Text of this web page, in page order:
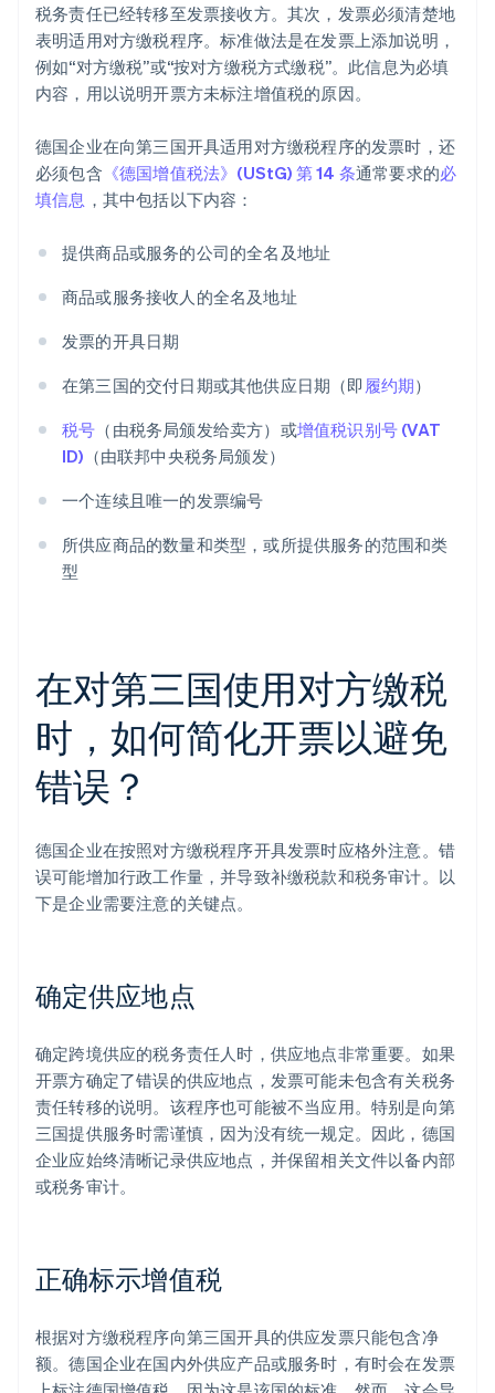
税务责任已经转移至发票接收方。其次，发票必须清楚地
表明适用对方缴税程序。标准做法是在发票上添加说明，
例如“对方缴税”或“按对方缴税方式缴税”。此信息为必填
内容，用以说明开票方未标注增值税的原因。
德国企业在向第三国开具适用对方缴税程序的发票时，还
必须包含 《德国增值税法》(UStG) 第 14 条通常要求的必
填信息 ，其中包括以下内容：
提供商品或服务的公司的全名及地址
商品或服务接收人的全名及地址
发票的开具日期
在第三国的交付日期或其他供应日期（即 履约期）
税号 （由税务局颁发给卖方）或增值税识别号 (VAT
ID) （由联邦中央税务局颁发）
一个连续且唯一的发票编号
所供应商品的数量和类型，或所提供服务的范围和类
型
在对第三国使用对方缴税
时，如何简化开票以避免
错误？
德国企业在按照对方缴税程序开具发票时应格外注意。错
误可能增加行政工作量，并导致补缴税款和税务审计。以
下是企业需要注意的关键点。
确定供应地点
确定跨境供应的税务责任人时，供应地点非常重要。如果
开票方确定了错误的供应地点，发票可能未包含有关税务
责任转移的说明。该程序也可能被不当应用。特别是向第
三国提供服务时需谨慎，因为没有统一规定。因此，德国
企业应始终清晰记录供应地点，并保留相关文件以备内部
或税务审计。
正确标示增值税
根据对方缴税程序向第三国开具的供应发票只能包含净
额。德国企业在国内外供应产品或服务时，有时会在发票